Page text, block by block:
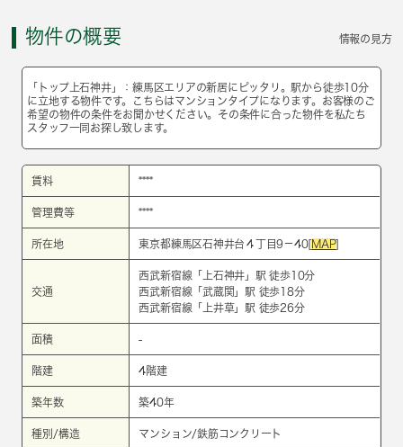
物件の概要 情報の見方
「トップ上石神井」：練馬区エリアの新居にピッタリ。駅から徒歩10分
に立地する物件です。こちらはマンションタイプになります。お客様のご
希望の物件の条件をお聞かせください。その条件に合った物件を私たち
スタッフ一同お探し致します。
賃料 ****
管理費等 ****
所在地 東京都練馬区石神井台４丁目9－40[ MAP]
交通
西武新宿線 「 上石神井 」駅 徒歩10分
西武新宿線 「武蔵関 」駅 徒歩18分
西武新宿線 「 上井草」駅 徒歩26分
面積 -
階建 4階建
築年数 築40年
種別/構造 マンション/鉄筋コンクリート